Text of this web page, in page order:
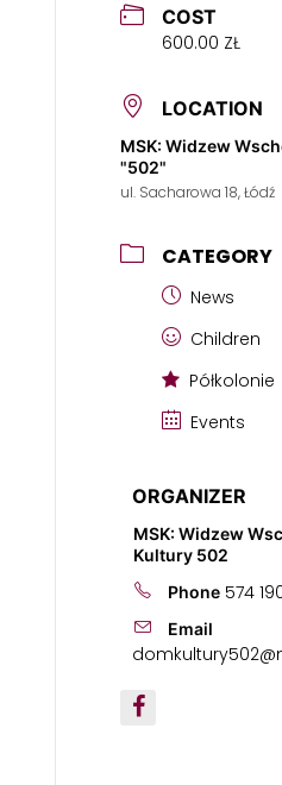
COST
600.00 ZŁ
LOCATION
MSK: Widzew
"502"
ul. Sacharowa 18, Łódź
CATEGORY
News
Children
Półkolonie
Events
ORGANIZER
MSK: Widzew
Kultury 502
Phone 574
Email